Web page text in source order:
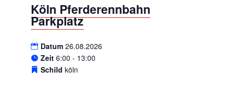
Köln Pferderennbahn
Parkplatz
Datum 26.08.2026
Zeit 6:00 - 13:00
Schild köln